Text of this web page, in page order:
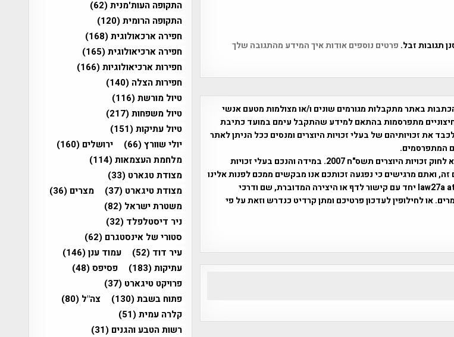
פרטים נוספים אודות איך המידע מהתגובה שלך
באתר מתקבלות מגורמים שונים ו/או מצולמות מטעם אנשי
מתפרסמות בהתאם למידע שהתקבל עימם במועד כתיבת
את זכויותיהם של בעלי זכויות היוצרים ומנסים ככל הניתן לאתר
המתפרסמים.
השימוש נעשה על פי עדכון 5 לסעיף 27א לחוק זכויות היוצרים תשס"ח 2007. במידה והנכם בעלי זכויות
זה, ואתם מרגישים כי נפגעה זכותכם אנו מבקשים ממכם לפנות אלינו
באמצעות דואר אלקטרוני law27a at mapah.co.il יחד עם קישור לדף או היצירה המדוברת, שם ודרכי
או לחילופין לעדכון פרטיכם ומתן קרדיט כנדרש וזאת על פי
התקופה העות'מנית(62)
התקופה הרומית(120)
חפירה ארכאולוגית(168)
חפירה ארכיאולוגית(165)
חפירות ארכיאולוגיות(166)
חפירות הצלה (140)
טיול מורשת(116)
טיול משפחות(217)
טיול עתיקות(151)
יולי שוורץ(66) ירושלים (160)
מלחמת העצמאות(114)
מצודת טגארט (33)
מצודת טיגארט (37) מצרים (36)
משטרת ישראל (82)
ניר דיסטלפלד (32)
סטורי של אינסטגרם (62)
עיר דוד (52) עמוד ענן(146)
עתיקות(183) פסיפס(48)
פרויקט טיגארט (37)
פתוח בשבת(130) צה"ל (80)
קלרה עמית(51)
רשות הטבע והגנים (31)